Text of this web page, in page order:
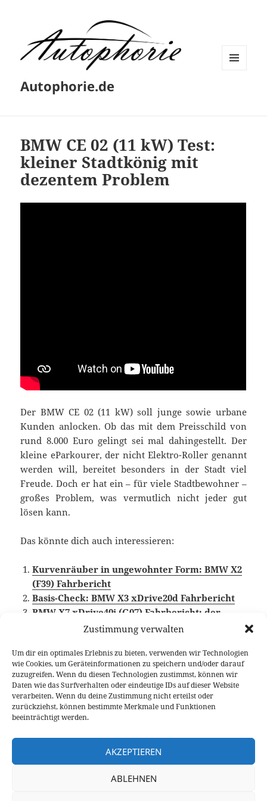
Zustimmung verwalten
Um dir ein optimales Erlebnis zu bieten, verwenden wir Technologien
wie Cookies, um Geräteinformationen zu speichern und/oder darauf
zuzugreifen. Wenn du diesen Technologien zustimmst, können wir
Daten wie das Surfverhalten oder eindeutige IDs auf dieser Website
verarbeiten. Wenn du deine Zustimmung nicht erteilst oder
zurückziehst, können bestimmte Merkmale und Funktionen
beeinträchtigt werden.
AKZEPTIEREN
ABLEHNEN
Autophorie.de
BMW CE 02 (11 kW) Test:
kleiner Stadtkönig mit
dezentem Problem
Der BMW CE 02 (11 kW) soll junge sowie urbane
Kunden anlocken. Ob das mit dem Preisschild von
rund 8.000 Euro gelingt sei mal dahingestellt. Der
kleine eParkourer, der nicht Elektro-Roller genannt
werden will, bereitet besonders in der Stadt viel
Freude. Doch er hat ein – für viele Stadtbewohner –
großes Problem, was vermutlich nicht jeder gut
lösen kann.
Das könnte dich auch interessieren:
Kurvenräuber in ungewohnter Form: BMW X2
(F39) Fahrbericht
Basis-Check: BMW X3 xDrive20d Fahrbericht
BMW X7 xDrive40i (G07) Fahrbericht: der
Traum jeder Soccer Mom?
Veröffentlicht
am
14. Mai 2024 Autor
Fabian Meßner Kategorien
Fahrberichte Schlagwörter
BMW,
Video Fahrbericht,Zweirad Test
Beitragsnavigation
Vorheriger
Toyota C-HR 2.0 Hybrid GR Sport Test
Cupra Leon und Cupra Leon